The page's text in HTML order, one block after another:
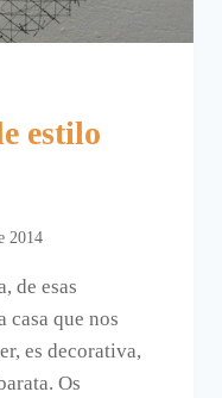
estilo
2014
de esas
casa que nos
es decorativa,
Os